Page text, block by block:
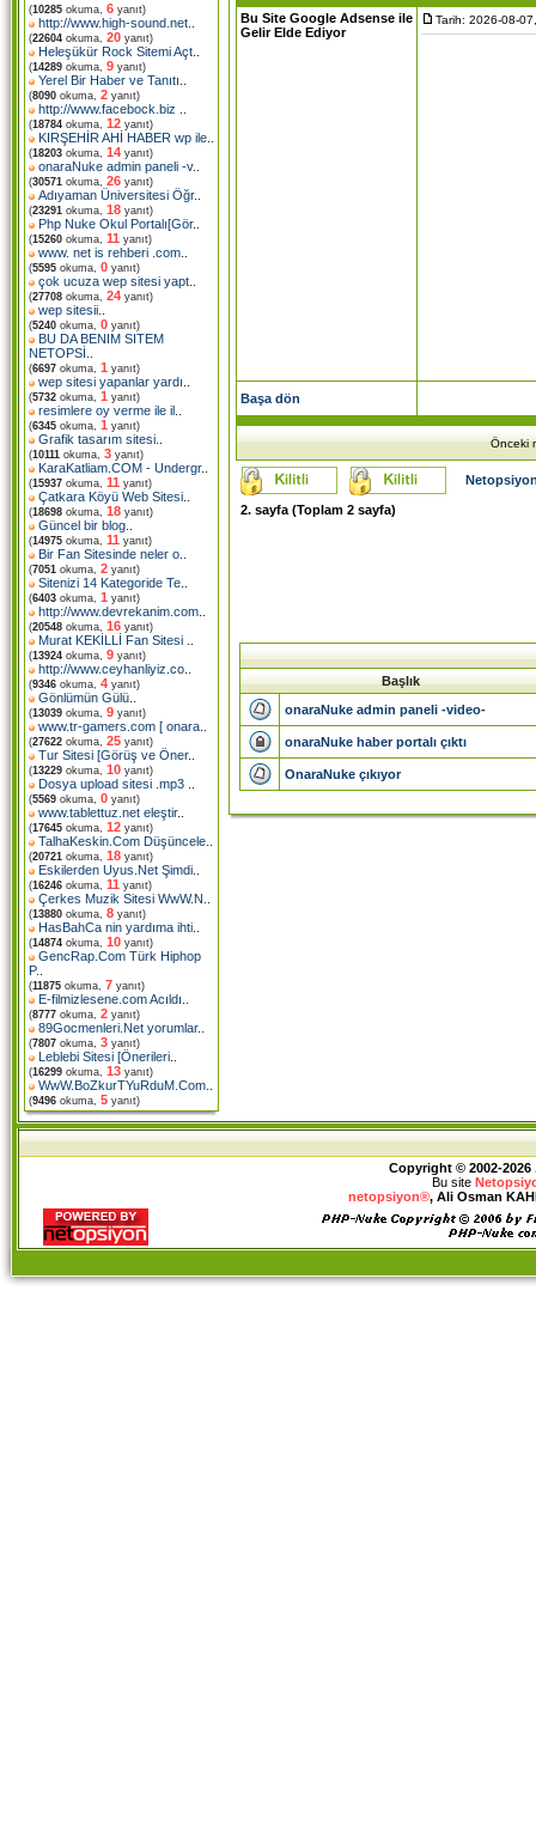
(10285 okuma, 6 yanıt)
http://www.high-sound.net
(22604 okuma, 20 yanıt)
Heleşükür Rock Sitemi Açt
(14289 okuma, 9 yanıt)
Yerel Bir Haber ve Tanıtı
(8090 okuma, 2 yanıt)
http://www.facebock.biz
(18784 okuma, 12 yanıt)
KIRŞEHİR AHİ HABER wp ile
(18203 okuma, 14 yanıt)
onaraNuke admin paneli -v..
(30571 okuma, 26 yanıt)
Adıyaman Üniversitesi Öğr..
(23291 okuma, 18 yanıt)
Php Nuke Okul Portalı[Gör..
(15260 okuma, 11 yanıt)
www. net is rehberi .com
(5595 okuma, 0 yanıt)
çok ucuza wep sitesi yapt
(27708 okuma, 24 yanıt)
wep sitesii
(5240 okuma, 0 yanıt)
BU DA BENIM SITEM
NETOPSİ
(6697 okuma, 1 yanıt)
wep sitesi yapanlar yardı
(5732 okuma, 1 yanıt)
resimlere oy verme ile il
(6345 okuma, 1 yanıt)
Grafik tasarım sitesi
(10111 okuma, 3 yanıt)
KaraKatliam.COM - Undergr..
(15937 okuma, 11 yanıt)
Çatkara Köyü Web Sitesi
(18698 okuma, 18 yanıt)
Güncel bir blog
(14975 okuma, 11 yanıt)
Bir Fan Sitesinde neler o
(7051 okuma, 2 yanıt)
Sitenizi 14 Kategoride Te
(6403 okuma, 1 yanıt)
http://www.devrekanim.com
(20548 okuma, 16 yanıt)
Murat KEKİLLİ Fan Sitesi
(13924 okuma, 9 yanıt)
http://www.ceyhanliyiz.co
(9346 okuma, 4 yanıt)
Gönlümün Gülü
(13039 okuma, 9 yanıt)
www.tr-gamers.com [ onara
(27622 okuma, 25 yanıt)
Tur Sitesi [Görüş ve Öner..
(13229 okuma, 10 yanıt)
Dosya upload sitesi .mp3
(5569 okuma, 0 yanıt)
www.tablettuz.net eleştir..
(17645 okuma, 12 yanıt)
TalhaKeskin.Com Düşüncele
(20721 okuma, 18 yanıt)
Eskilerden Uyus.Net Şimdi
(16246 okuma, 11 yanıt)
Çerkes Muzik Sitesi WwW.N
(13880 okuma, 8 yanıt)
HasBahCa nin yardıma ihti
(14874 okuma, 10 yanıt)
GencRap.Com Türk Hiphop
P..
(11875 okuma, 7 yanıt)
E-filmizlesene.com Acıldı
(8777 okuma, 2 yanıt)
89Gocmenleri.Net yorumlar..
(7807 okuma, 3 yanıt)
Leblebi Sitesi [Önerileri
(16299 okuma, 13 yanıt)
WwW.BoZkurTYuRduM.Com
(9496 okuma, 5 yanıt)
Bu Site Google Adsense ile
Gelir Elde Ediyor
Tarih: 2026-08-
Başa dön
Önceki
2. sayfa (Toplam 2 sayfa)
Başlık
onaraNuke admin paneli -video-
onaraNuke haber portalı çıktı
OnaraNuke çıkıyor
Copyright © 2002-2026
Bu site
netopsiyon®, Ali Osman